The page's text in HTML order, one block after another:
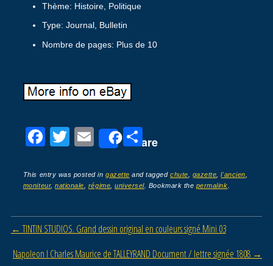
Thème: Histoire, Politique
Type: Journal, Bulletin
Nombre de pages: Plus de 10
F
c
e
b
o
o
T
tt
er
E
ail
Share
P
ta
g
er
This entry was posted ingazette and taggedchute gazette ,l'ancien
moniteur,nationale régime ,universel. Bookmark the permalink
Post navigation
← TINTIN STUDIOS. Grand dessin original en couleurs signé Mini 03
Napoleon I Charles Maurice de TALLEYRAND Document / lettre signée 1808 →